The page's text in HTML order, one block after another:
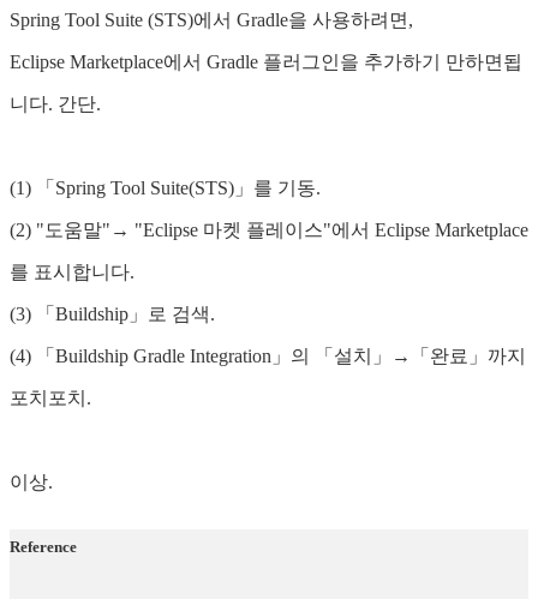
Spring Tool Suite (STS)에서 Gradle을 사용하려면,
Eclipse Marketplace에서 Gradle 플러그인을 추가하기 만하면됩
니다. 간단.
(1) 「Spring Tool Suite(STS)」를 기동.
(2) "도움말"→ "Eclipse 마켓 플레이스"에서 Eclipse Marketplace
를 표시합니다.
(3) 「Buildship」로 검색.
(4) 「Buildship Gradle Integration」의 「설치」→「완료」까지
포치포치.
이상.
Reference